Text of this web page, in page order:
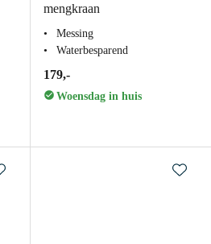
mengkraan
Messing
Waterbesparend
179,-
Woensdag in huis